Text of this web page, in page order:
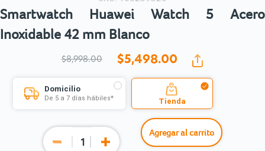
Smartwatch Huawei Watch 5 Acero
Inoxidable 42 mm Blanco
$8,998.00 $5,498.00
Domicilio
De 5 a 7 días hábiles* Tienda
Agregar al carrito